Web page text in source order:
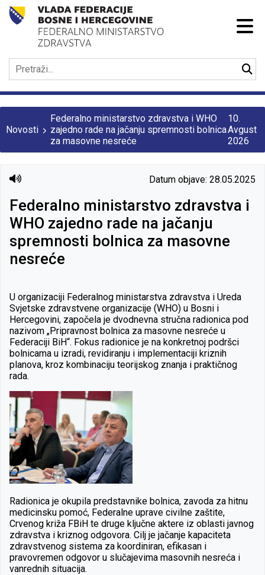
Novosti
Federalno ministarstvo zdravstva i WHO
zajedno rade na jačanju spremnosti bolnica
za masovne nesreće
10.
Avgust
2026
Datum objave: 28.05.2025
Federalno ministarstvo zdravstva i
WHO zajedno rade na jačanju
spremnosti bolnica za masovne
nesreće
U organizaciji Federalnog ministarstva zdravstva i Ureda
Svjetske zdravstvene organizacije (WHO) u Bosni i
Hercegovini, započela je dvodnevna stručna radionica pod
nazivom „Pripravnost bolnica za masovne nesreće u
Federaciji BiH“. Fokus radionice je na konkretnoj podršci
bolnicama u izradi, revidiranju i implementaciji kriznih
planova, kroz kombinaciju teorijskog znanja i praktičnog
rada.
Radionica je okupila predstavnike bolnica, zavoda za hitnu
medicinsku pomoć, Federalne uprave civilne zaštite,
Crvenog križa FBiH te druge ključne aktere iz oblasti javnog
zdravstva i kriznog odgovora. Cilj je jačanje kapaciteta
zdravstvenog sistema za koordiniran, efikasan i
pravovremen odgovor u slučajevima masovnih nesreća i
vanrednih situacija.